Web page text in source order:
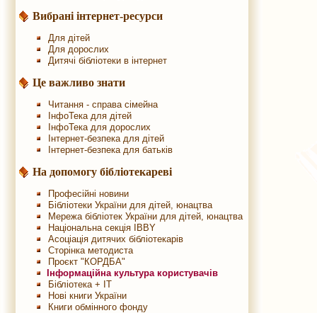
Вибрані інтернет-ресурси
Для дітей
Для дорослих
Дитячі бібліотеки в інтернет
Це важливо знати
Читання - справа сімейна
ІнфоТека для дітей
ІнфоТека для дорослих
Інтернет-безпека для дітей
Інтернет-безпека для батьків
На допомогу бібліотекареві
Професійні новини
Бібліотеки України для дітей, юнацтва
Мережа бібліотек України для дітей, юнацтва
Національна секція IBBY
Асоціація дитячих бібліотекарів
Сторінка методиста
Проєкт "КОРДБА"
Інформаційна культура користувачів
Бібліотека + IT
Нові книги України
Книги обмінного фонду